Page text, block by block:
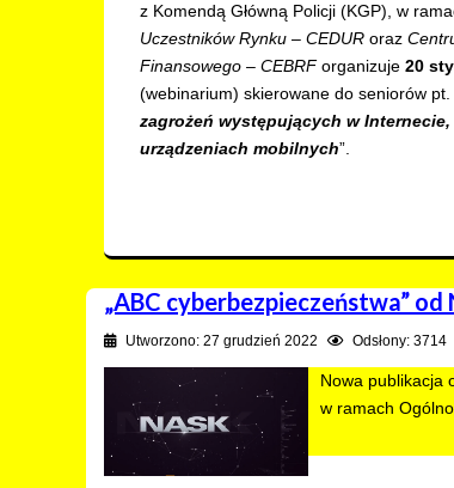
z Komendą Główną Policji (KGP), w
Uczestników Rynku – CEDUR oraz
Finansowego – CEBRForganizuje 20
(webinarium) skierowane do seniorów pt.
zagrożeń występujących w
urządzeniach mobilnych”.
„ABC cyberbezpieczeństwa” od
Utworzono: 27 grudzień 2022 Odsłony: 3714
Nowa publikacja
w ramach